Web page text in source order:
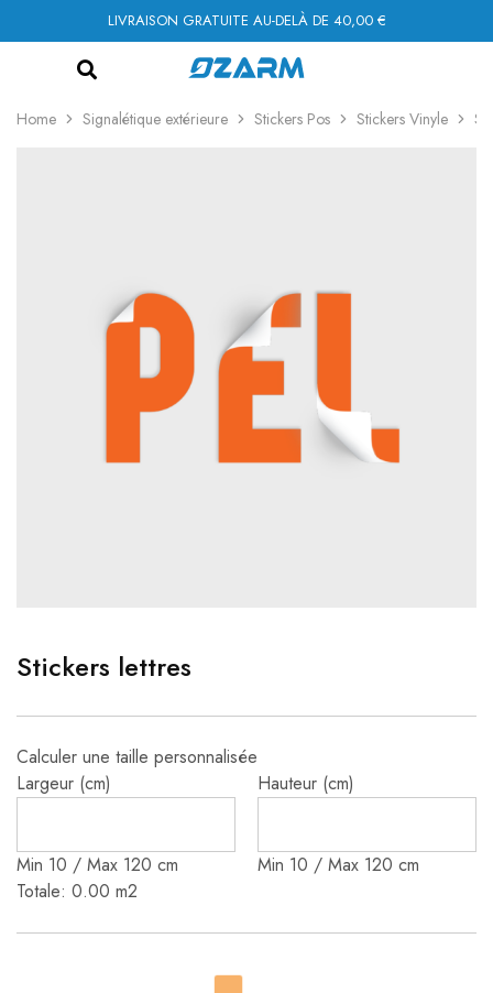
LIVRAISON GRATUITE AU-DELÀ DE 40,00 €
Home Signalétique extérieure Stickers Pos Stickers Vinyle
Stickers lettres
Calculer une taille personnalisée
Largeur (cm)
Min 10 / Max 120 cm
Hauteur (cm)
Min 10 / Max 120 cm
Totale: 0.00 m2